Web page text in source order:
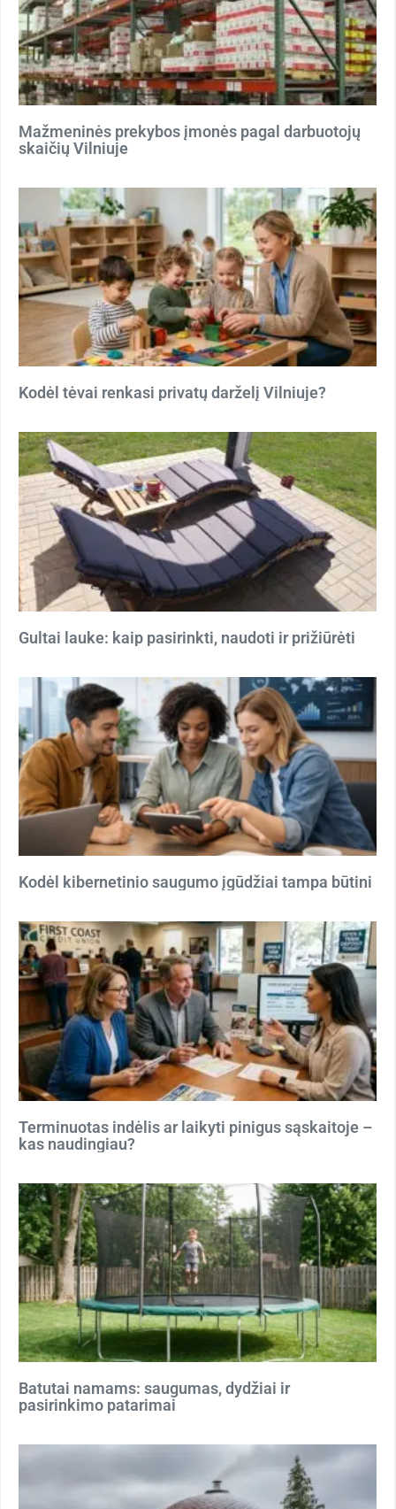
Mažmeninės prekybos įmonės pagal darbuotojų
skaičių Vilniuje
Kodėl tėvai renkasi privatų darželį Vilniuje?
Gultai lauke: kaip pasirinkti, naudoti ir prižiūrėti
Kodėl kibernetinio saugumo įgūdžiai tampa būtini
Terminuotas indėlis ar laikyti pinigus sąskaitoje –
kas naudingiau?
Batutai namams: saugumas, dydžiai ir
pasirinkimo patarimai